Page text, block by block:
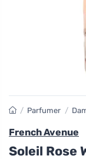
/ Parfumer /
French Avenue
Soleil Rose